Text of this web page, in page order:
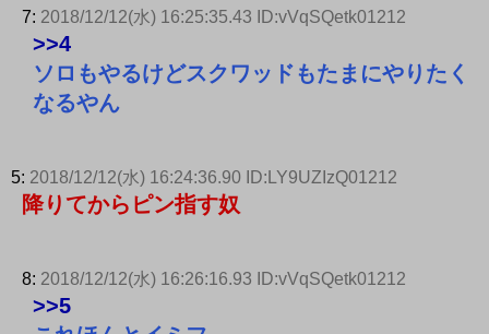
7: 2018/12/12(水) 16:25:35.43 ID:vVqSQetk01212
>>4
ソロもやるけどスクワッドもたまにやりたく
なるやん
5: 2018/12/12(水) 16:24:36.90 ID:LY9UZIzQ01212
降りてからピン指す奴
8: 2018/12/12(水) 16:26:16.93 ID:vVqSQetk01212
>>5